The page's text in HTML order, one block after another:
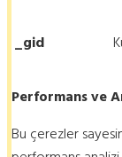
_gid
Performans ve
Bu çerezler